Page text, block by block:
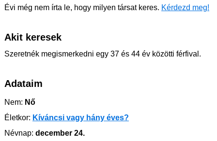
Évi még nem írta le, hogy milyen társat keres. Kérdezd meg!
Akit keresek
Szeretnék megismerkedni egy 37 és 44 év közötti férfival.
Adataim
Nem: Nő
Életkor: Kíváncsi vagy hány éves?
Névnap: december 24.